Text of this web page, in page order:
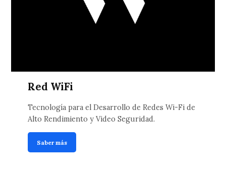
Red WiFi
Tecnología para el Desarrollo de Redes Wi-Fi de
Alto Rendimiento y Video Seguridad.
Saber más